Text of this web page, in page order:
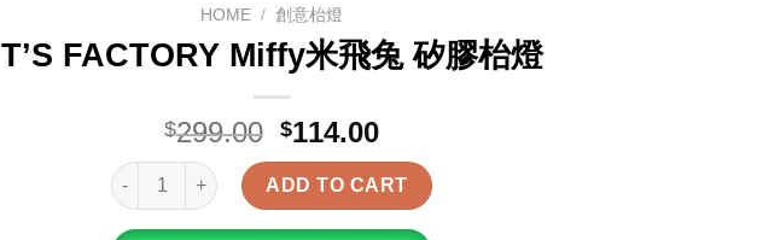
HOME / 創意枱燈
T’S FACTORY Miffy米飛兔 矽膠枱燈
$299.00 Original
price
was:
$299.00.
$114.00Current
price
is:
$114.00.
T'S FACTORY Miffy米飛兔 矽膠枱燈 quantity
ADD TO CART